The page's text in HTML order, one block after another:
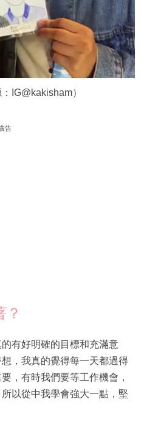
IG@kakisham）
廣告
？
有好明確的目標和充滿意
，我真的覺得每一天都過得
，有時我們要等工作機會，
以從中我學會強大一點，堅